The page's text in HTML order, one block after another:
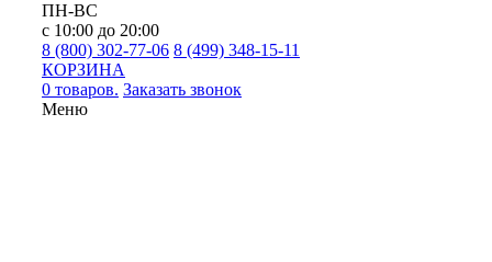
ПН-ВС
с 10:00 до 20:00
8 (800) 302-77-06 8 (499) 348-15-11
КОРЗИНА
0 товаров. Заказать звонок
Меню